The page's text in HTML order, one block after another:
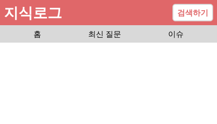
지식로그
검색하기
홈
최신 질문 이슈